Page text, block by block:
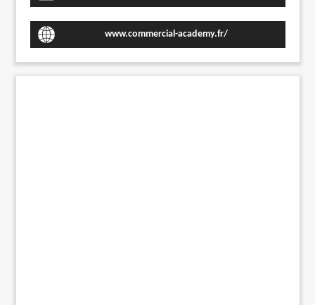
www.commercial-academy.fr/